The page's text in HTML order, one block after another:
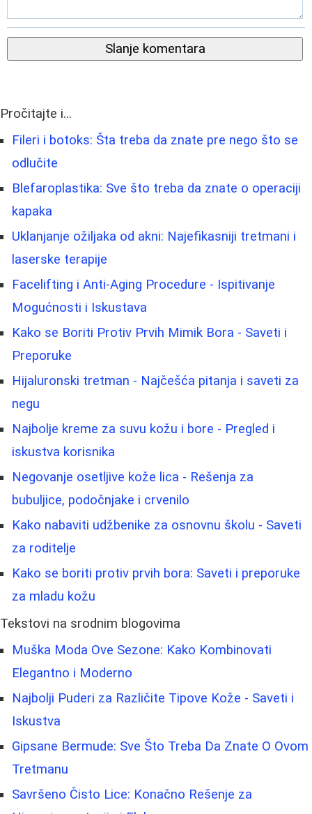
Slanje komentara
Pročitajte i...
Fileri i botoks: Šta treba da znate pre nego što se
odlučite
Blefaroplastika: Sve što treba da znate o operaciji
kapaka
Uklanjanje ožiljaka od akni: Najefikasniji tretmani i
laserske terapije
Facelifting i Anti-Aging Procedure - Ispitivanje
Mogućnosti i Iskustava
Kako se Boriti Protiv Prvih Mimik Bora - Saveti i
Preporuke
Hijaluronski tretman - Najčešća pitanja i saveti za
negu
Najbolje kreme za suvu kožu i bore - Pregled i
iskustva korisnika
Negovanje osetljive kože lica - Rešenja za
bubuljice, podočnjake i crvenilo
Kako nabaviti udžbenike za osnovnu školu - Saveti
za roditelje
Kako se boriti protiv prvih bora: Saveti i preporuke
za mladu kožu
Tekstovi na srodnim blogovima
Muška Moda Ove Sezone: Kako Kombinovati
Elegantno i Moderno
Najbolji Puderi za Različite Tipove Kože - Saveti i
Iskustva
Gipsane Bermude: Sve Što Treba Da Znate O Ovom
Tretmanu
Savršeno Čisto Lice: Konačno Rešenje za